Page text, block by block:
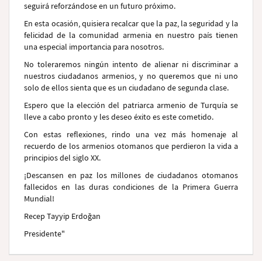
seguirá reforzándose en un futuro próximo.
En esta ocasión, quisiera recalcar que la paz, la seguridad y la
felicidad de la comunidad armenia en nuestro país tienen
una especial importancia para nosotros.
No toleraremos ningún intento de alienar ni discriminar a
nuestros ciudadanos armenios, y no queremos que ni uno
solo de ellos sienta que es un ciudadano de segunda clase.
Espero que la elección del patriarca armenio de Turquía se
lleve a cabo pronto y les deseo éxito es este cometido.
Con estas reflexiones, rindo una vez más homenaje al
recuerdo de los armenios otomanos que perdieron la vida a
principios del siglo XX.
¡Descansen en paz los millones de ciudadanos otomanos
fallecidos en las duras condiciones de la Primera Guerra
Mundial!
Recep Tayyip Erdoğan
Presidente"